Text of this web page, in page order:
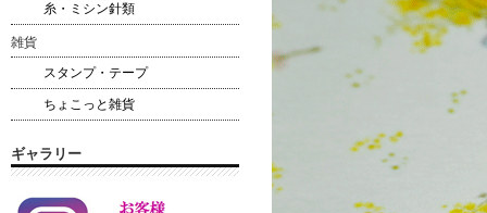
糸・ミシン針類
雑貨
スタンプ・テープ
ちょこっと雑貨
ギャラリー